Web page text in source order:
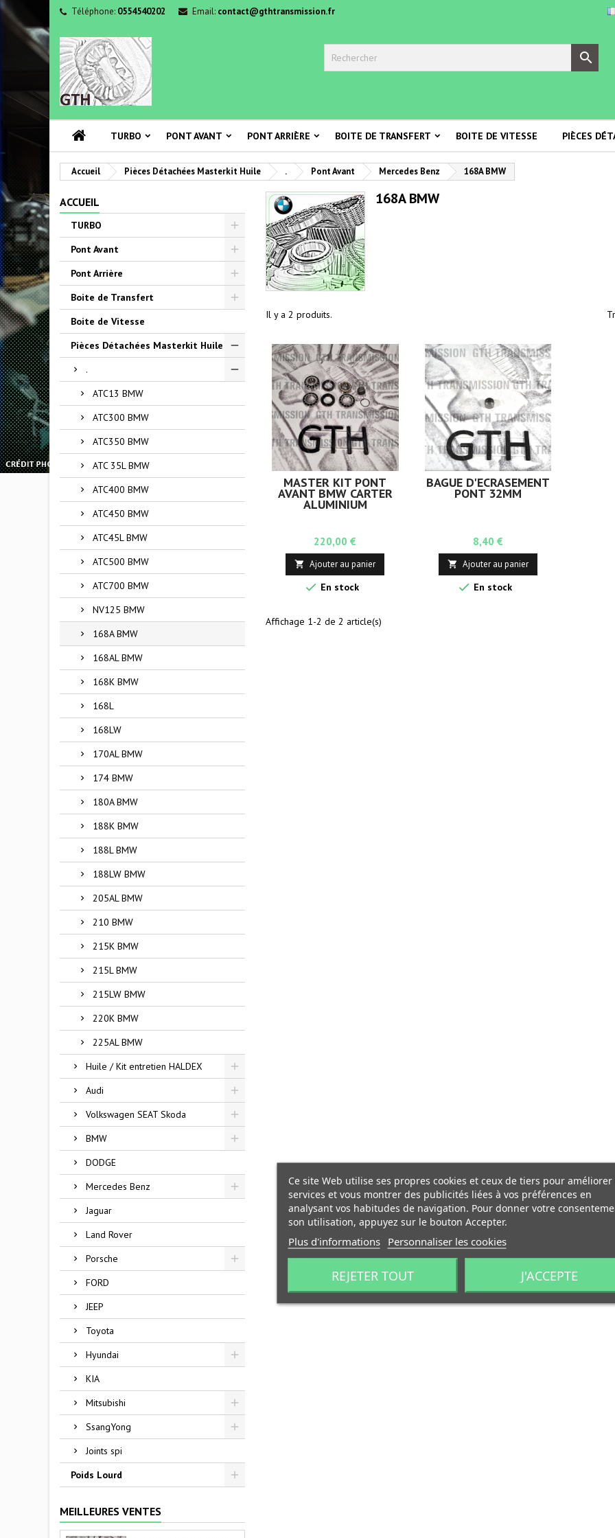
Téléphone: 0554540202 Email: contact@gthtransmission.fr

TURBO PONT AVANT PONT ARRIÈRE BOITE DE TRANSFERT BOITE DE VITESSE PIÈCES
Accueil Pièces Détachées Masterkit Huile . Pont Avant Mercedes Benz 168A BMW
ACCUEIL
TURBO
Pont Avant
Pont Arrière
Boite de Transfert
Boite de Vitesse
Pièces Détachées Masterkit Huile
.
ATC13 BMW
ATC300 BMW
ATC350 BMW
ATC 35L BMW
ATC400 BMW
ATC450 BMW
ATC45L BMW
ATC500 BMW
ATC700 BMW
NV125 BMW
168A BMW
168AL BMW
168K BMW
168L
168LW
170AL BMW
174 BMW
180A BMW
188K BMW
188L BMW
188LW BMW
205AL BMW
210 BMW
215K BMW
215L BMW
215LW BMW
220K BMW
225AL BMW
Huile / Kit entretien HALDEX
Audi
Volkswagen SEAT Skoda
BMW
DODGE
Mercedes Benz
Jaguar
Land Rover
Porsche
FORD
JEEP
Toyota
Hyundai
KIA
Mitsubishi
SsangYong
Joints spi
Poids Lourd
MEILLEURES VENTES
168A BMW
Il y a 2 produits.
MASTER KIT PONT
AVANT BMW CARTER
ALUMINIUM
Prix
220,00 €
 Ajouter au panier
 En stock
BAGUE D'ÉCRASEMENT
PONT 32MM
Prix
8,40 €
 Ajouter au panier
 En stock
Affichage 1-2 de 2 article(s)
Ce site Web utilise ses propres cookies et ceux de tiers pour améliorer
services et vous montrer des publicités liées à vos préférences en
analysant vos habitudes de navigation. Pour donner votre
son utilisation, appuyez sur le bouton Accepter.
Plus d'informations Personnaliser les cookies
REJETER TOUT J'ACCEPTE